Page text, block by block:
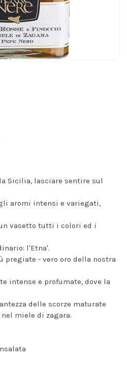
Sicilia, lasciare sentire sul
aromi intensi e variegati,
vasetto tutti i colori ed i
l'Etna'.
pregiate - vero oro della nostra
intense e profumate, dove la
delle scorze maturate
miele di zagara.